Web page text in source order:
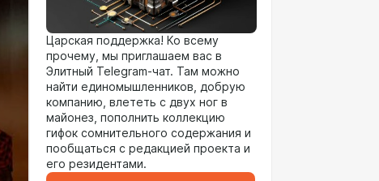
Царская поддержка! Ко всему
прочему, мы приглашаем вас в
Элитный Telegram-чат. Там можно
найти единомышленников, добрую
компанию, влететь с двух ног в
майонез, пополнить коллекцию
гифок сомнительного содержания и
пообщаться с редакцией проекта и
его резидентами.